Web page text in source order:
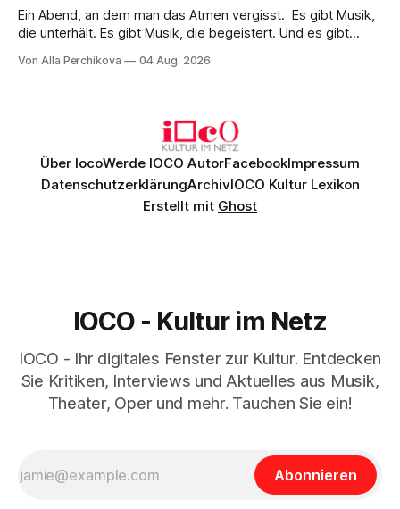
Ein Abend, an dem man das Atmen vergisst. Es gibt Musik,
die unterhält. Es gibt Musik, die begeistert. Und es gibt
Genau so war der Abend im Kurhaus Wiesbaden, an dem
Von Alla Perchikova 04 Aug. 2026
Über IocoWerde IOCO AutorFacebookImpressum
DatenschutzerklärungArchivIOCO Kultur Lexikon
Erstellt mit Ghost
IOCO - Kultur im Netz
IOCO - Ihr digitales Fenster zur Kultur. Entdecken
Sie Kritiken, Interviews und Aktuelles aus Musik,
Theater, Oper und mehr. Tauchen Sie ein!
Abonnieren